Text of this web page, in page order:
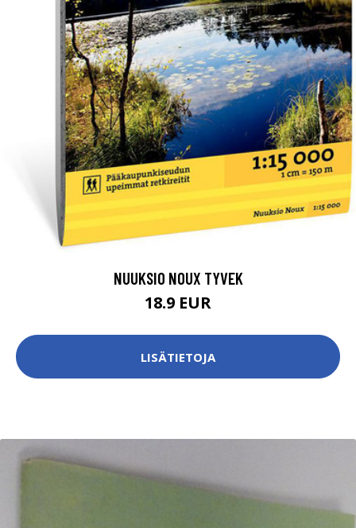
NUUKSIO NOUX TYVEK
18.9 EUR
LISÄTIETOJA